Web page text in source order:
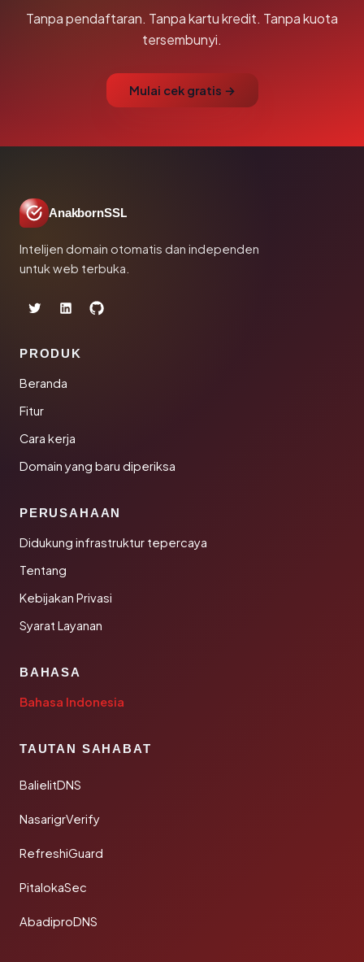
Tanpa pendaftaran. Tanpa kartu kredit. Tanpa kuota
tersembunyi.
Mulai cek gratis →
AnakbornSSL
Intelijen domain otomatis dan independen
untuk web terbuka.
PRODUK
Beranda
Fitur
Cara kerja
Domain yang baru diperiksa
PERUSAHAAN
Didukung infrastruktur tepercaya
Tentang
Kebijakan Privasi
Syarat Layanan
BAHASA
Bahasa Indonesia
TAUTAN SAHABAT
BalielitDNS
NasarigrVerify
RefreshiGuard
PitalokaSec
AbadiproDNS